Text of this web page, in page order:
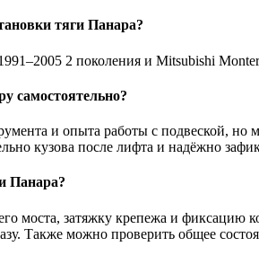
тяги Панара?
2 поколения и Mitsubishi
самостоятельно?
и опыта работы с подвеской,
кузова после лифта и надёжно
Панара?
моста, затяжку крепежа и фиксацию
Также можно проверить общее